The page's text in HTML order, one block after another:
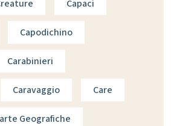
Capaci
Capodichino
Carabinieri
Caravaggio Care
Geografiche